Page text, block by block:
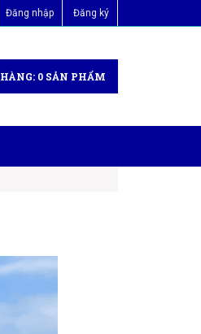
Đăng nhập Đăng ký
0 SẢN PHẨM